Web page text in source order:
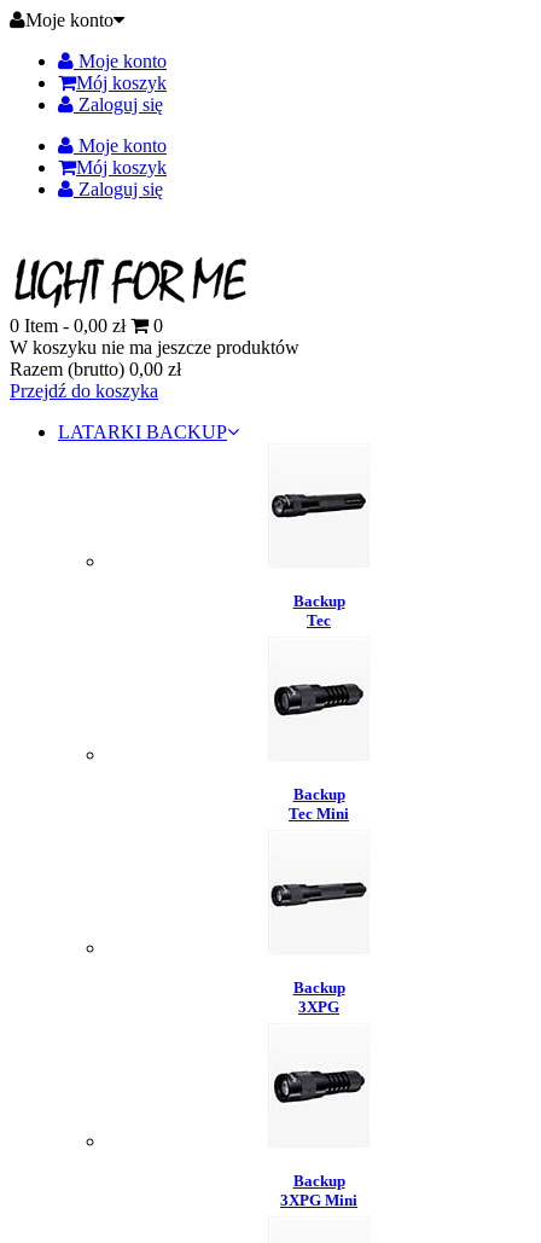
Moje konto
Moje konto
Mój koszyk
Zaloguj się
Moje konto
Mój koszyk
Zaloguj się
0 Item - 0,00 zł
0
W koszyku nie ma jeszcze produktów
Razem (brutto) 0,00 zł
Przejdź do koszyka
LATARKI BACKUP
Backup
Tec
Backup
Tec Mini
Backup
3XPG
Backup
3XPG Mini